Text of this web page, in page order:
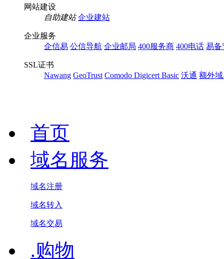
网站建设
自助建站 企业建站
企业服务
企信易 公信导航 企业邮局 400服务商 400电话 易备
SSL证书
Nawang GeoTrust Comodo Digicert Basic 沃通 额外
首页
域名服务
域名注册
域名转入
域名交易
.购物